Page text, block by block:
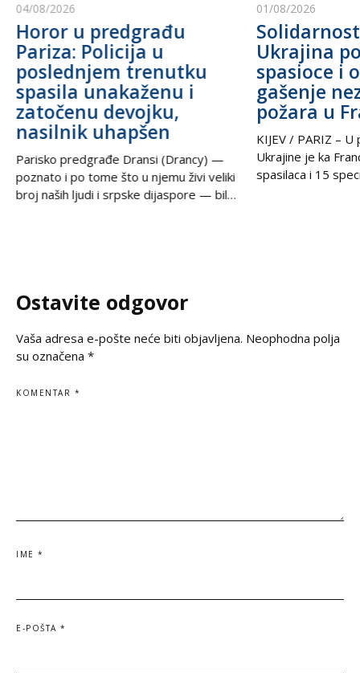
04/08/2026
Horor u predgrađu
Pariza: Policija u
poslednjem trenutku
spasila unakaženu i
zatočenu devojku,
nasilnik uhapšen
Parisko predgrađe Dransi (Drancy) —
poznato i po tome što u njemu živi veliki
broj naših ljudi i srpske dijaspore — bilo
vršnjačko i partnerovo nasilje i
01/08/2026
Ukrajina
spasioce i
gašenje
požara u
KIJEV / PARIZ –
Ukrajine je ka
spasilaca i 15
Ostavite odgovor
Vaša adresa e-pošte neće biti objavljena. Neophodna polja
su označena *
KOMENTAR *
IME *
E-POŠTA *